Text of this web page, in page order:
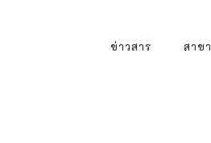
Primary
ข่าวสาร สาขา